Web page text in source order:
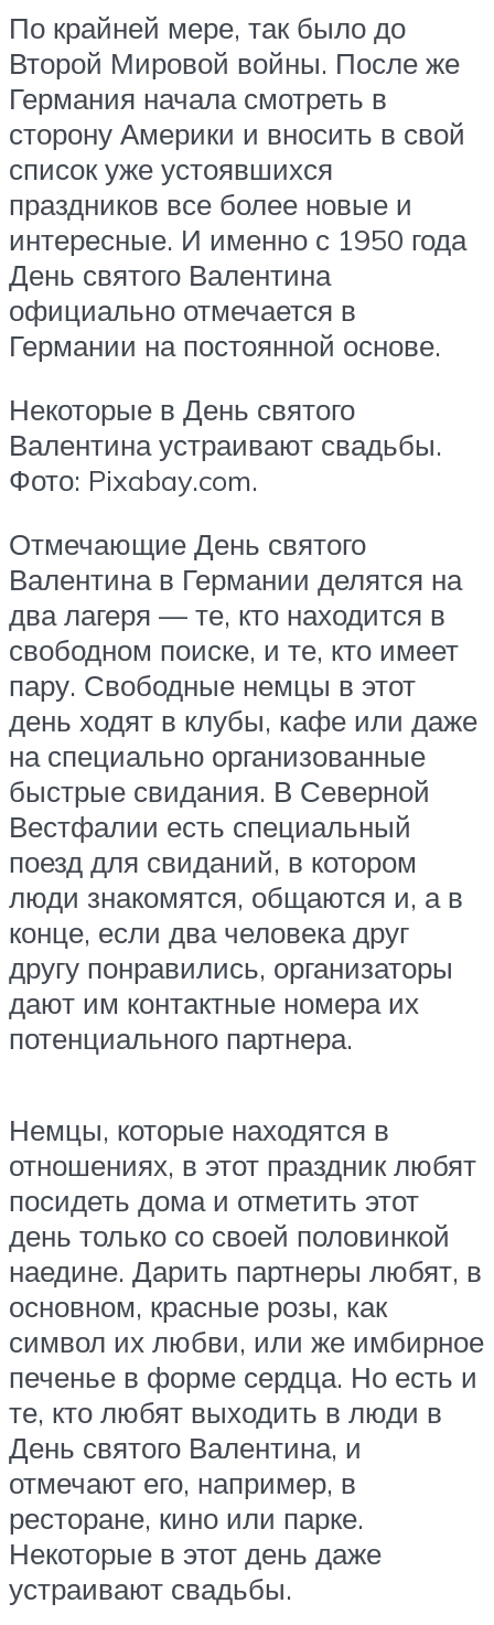
По крайней мере, так было до
Второй Мировой войны. После же
Германия начала смотреть в
сторону Америки и вносить в свой
список уже устоявшихся
праздников все более новые и
интересные. И именно с 1950 года
День святого Валентина
официально отмечается в
Германии на постоянной основе.
Некоторые в День святого
Валентина устраивают свадьбы.
Фото: Pixabay.com.
Отмечающие День святого
Валентина в Германии делятся на
два лагеря — те, кто находится в
свободном поиске, и те, кто имеет
пару. Свободные немцы в этот
день ходят в клубы, кафе или даже
на специально организованные
быстрые свидания. В Северной
Вестфалии есть специальный
поезд для свиданий, в котором
люди знакомятся, общаются и, а в
конце, если два человека друг
другу понравились, организаторы
дают им контактные номера их
потенциального партнера.
Немцы, которые находятся в
отношениях, в этот праздник любят
посидеть дома и отметить этот
день только со своей половинкой
наедине. Дарить партнеры любят, в
основном, красные розы, как
символ их любви, или же имбирное
печенье в форме сердца. Но есть и
те, кто любят выходить в люди в
День святого Валентина, и
отмечают его, например, в
ресторане, кино или парке.
Некоторые в этот день даже
устраивают свадьбы.